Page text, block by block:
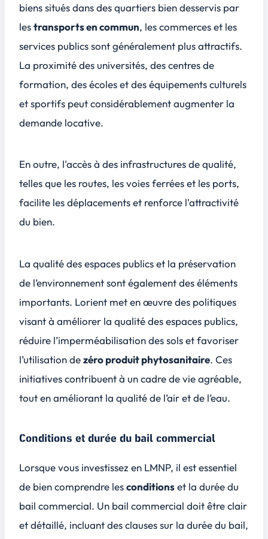
biens situés dans des quartiers bien desservis par
lestransports en commun, lescommerceset les
services publicssont généralement plus attractifs.
La proximité des universités, des centres de
formation, des écoles et des équipements culturels
et sportifs peut considérablement augmenter la
demande locative.
En outre, l'accès à des infrastructures de qualité,
telles que les routes, les voies ferrées et les ports,
facilite les déplacements et renforce l'attractivité
du bien.
La qualité des espaces publics et la préservation
de l’environnement sont également des éléments
importants. Lorient met en œuvre des politiques
visant à améliorer la qualité des espaces publics,
réduire l’imperméabilisation des sols et favoriser
l’utilisation dezéro produit phytosanitaire. Ces
initiatives contribuent à un cadre de vie agréable,
tout en améliorant la qualité de l’air et de l’eau.
Conditions et durée du bail commercial
Lorsque vous investissez en LMNP, il est essentiel
de bien comprendre lesconditionset la duréedu
bail commercial. Un bail commercial doit être clair
et détaillé, incluant des clauses sur la durée du bail,